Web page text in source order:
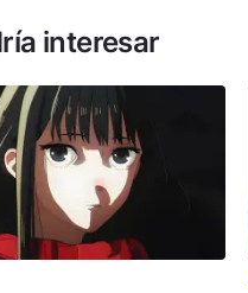
interesar